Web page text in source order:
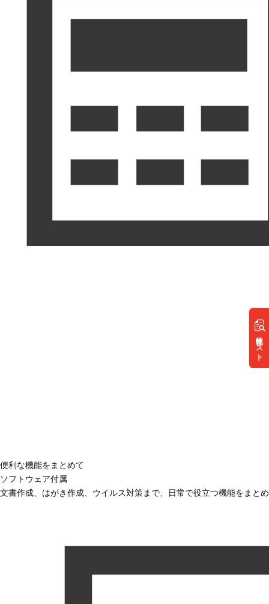
リスト
便利な機能をまとめて
ソフトウェア付属
文書作成、はがき作成、ウイルス対策まで、日常で役立つ機能をまと